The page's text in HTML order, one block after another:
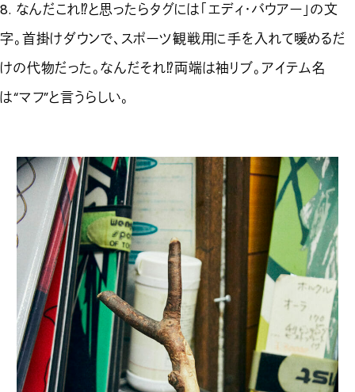
8. なんだこれ⁉︎と思ったらタグには「エディ・バウアー」の文
字。首掛けダウンで、スポーツ観戦用に手を入れて暖めるだ
けの代物だった。なんだそれ⁉︎両端は袖リブ。アイテム名
は“マフ”と言うらしい。